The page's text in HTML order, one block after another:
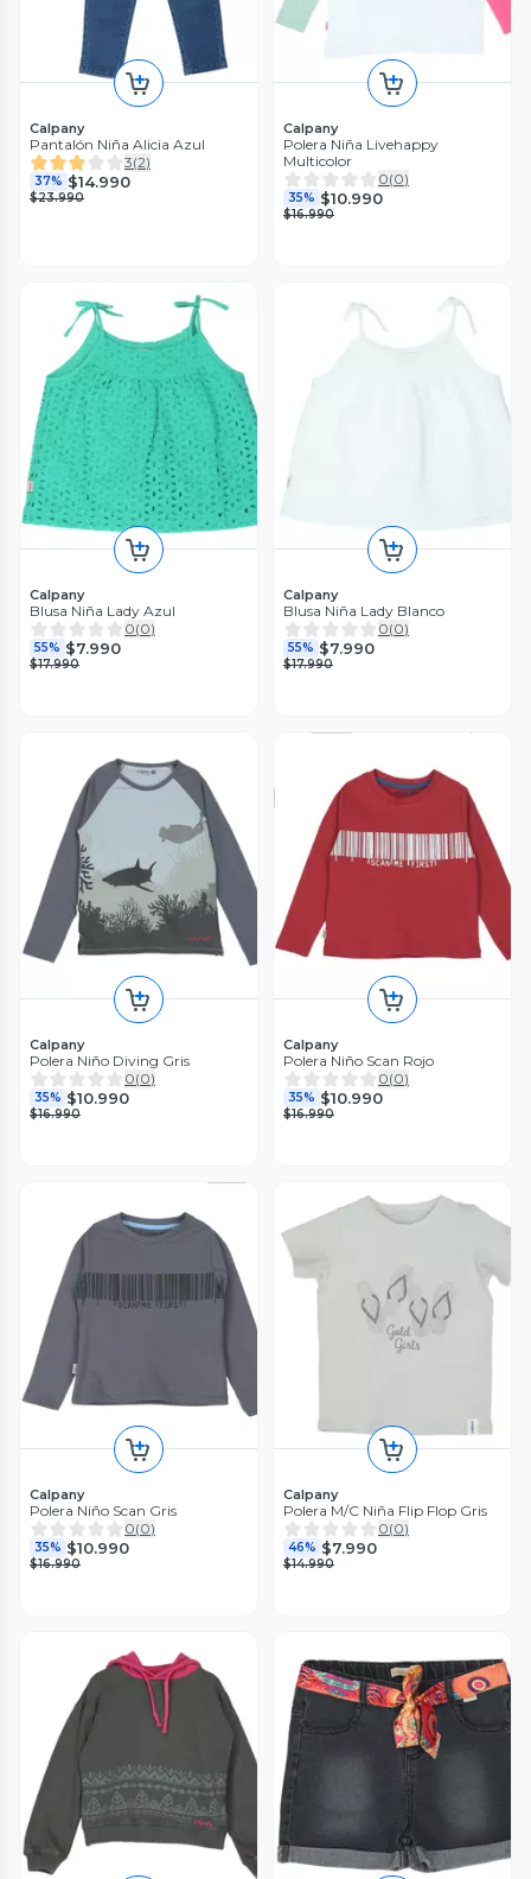
Calpany
Pantalón Niña Alicia Azul
3(2)
37% $14.990
$23.990
Calpany
Polera Niña Livehappy
Multicolor
0(0)
35% $10.990
$16.990
Calpany
Blusa Niña Lady Azul
0(0)
55% $7.990
$17.990
Calpany
Blusa Niña Lady Blanco
0(0)
55% $7.990
$17.990
Calpany
Polera Niño Diving Gris
0(0)
35% $10.990
$16.990
Calpany
Polera Niño Scan Rojo
0(0)
35% $10.990
$16.990
Calpany
Polera Niño Scan Gris
0(0)
35% $10.990
$16.990
Calpany
Polera M/C Niña Flip Flop Gris
0(0)
46% $7.990
$14.990